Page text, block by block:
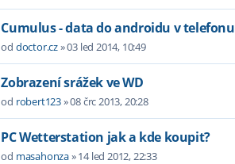
Cumulus - data do androidu v telefonu
od doctor.cz»03 led 2014, 10:49
Zobrazení srážek ve WD
od robert123»08 črc 2013, 20:28
PC Wetterstation jak a kde koupit?
od masahonza»14 led 2012, 22:33